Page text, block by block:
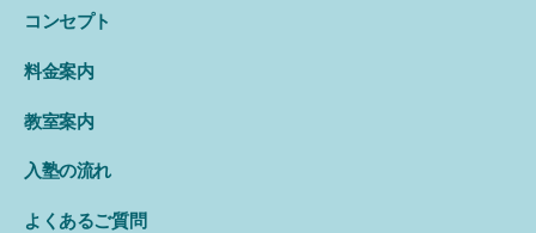
コンセプト
料金案内
教室案内
入塾の流れ
よくあるご質問